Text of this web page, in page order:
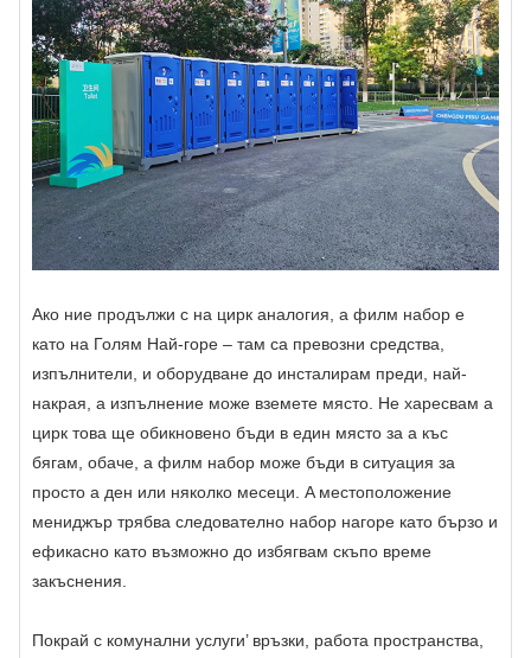
Ако ние продължи с на цирк аналогия, a филм набор е
като на Голям Най-горе – там са превозни средства,
изпълнители, и оборудване до инсталирам преди, най-
накрая, a изпълнение може вземете място. Не харесвам a
цирк това ще обикновено бъди в един място за a къс
бягам, обаче, a филм набор може бъди в ситуация за
просто a ден или няколко месеци. A местоположение
мениджър трябва следователно набор нагоре като бързо и
ефикасно като възможно до избягвам скъпо време
закъснения.
Покрай с комунални услуги’ връзки, работа пространства,